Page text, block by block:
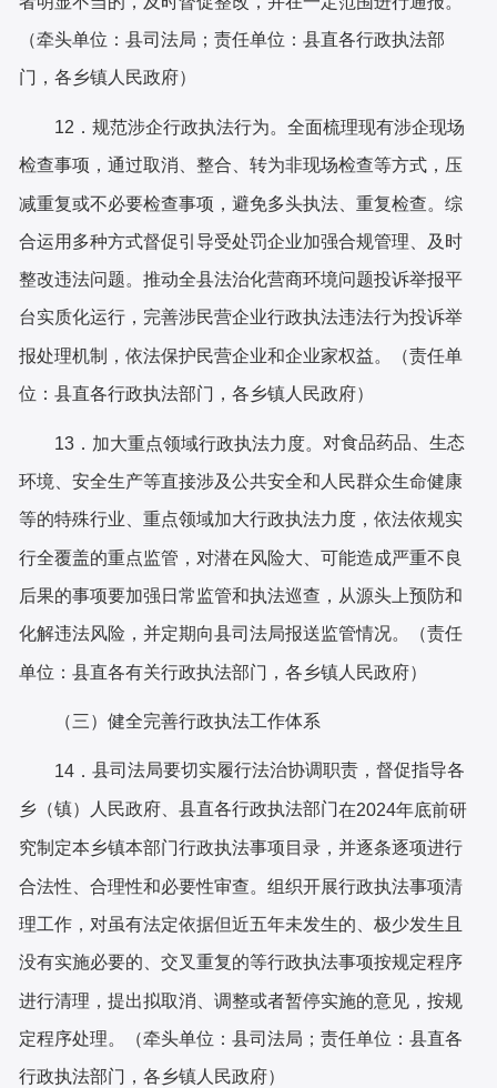
（牵头单位：县司法局；责任单位：县直各行政执法部
门，各乡镇人民政府）
12．规范涉企行政执法行为。全面梳理现有涉企现场
检查事项，通过取消、整合、转为非现场检查等方式，压
减重复或不必要检查事项，避免多头执法、重复检查。综
合运用多种方式督促引导受处罚企业加强合规管理、及时
整改违法问题。推动全县法治化营商环境问题投诉举报平
台实质化运行，完善涉民营企业行政执法违法行为投诉举
报处理机制，依法保护民营企业和企业家权益。（责任单
位：县直各行政执法部门，各乡镇人民政府）
13．加大重点领域行政执法力度。对食品药品、生态
环境、安全生产等直接涉及公共安全和人民群众生命健康
等的特殊行业、重点领域加大行政执法力度，依法依规实
行全覆盖的重点监管，对潜在风险大、可能造成严重不良
后果的事项要加强日常监管和执法巡查，从源头上预防和
化解违法风险，并定期向县司法局报送监管情况。（责任
单位：县直各有关行政执法部门，各乡镇人民政府）
（三）健全完善行政执法工作体系
14．县司法局要切实履行法治协调职责，督促指导各
乡（镇）人民政府、县直各行政执法部门在2024年底前研
究制定本乡镇本部门行政执法事项目录，并逐条逐项进行
合法性、合理性和必要性审查。组织开展行政执法事项清
理工作，对虽有法定依据但近五年未发生的、极少发生且
没有实施必要的、交叉重复的等行政执法事项按规定程序
进行清理，提出拟取消、调整或者暂停实施的意见，按规
定程序处理。（牵头单位：县司法局；责任单位：县直各
行政执法部门，各乡镇人民政府）